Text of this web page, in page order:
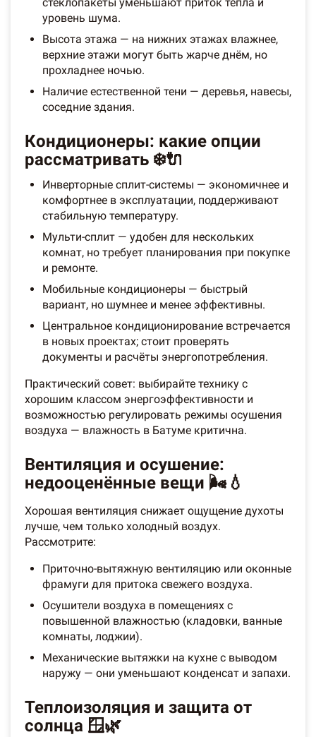
уровень шума.
Высота этажа — на нижних этажах влажнее,
верхние этажи могут быть жарче днём, но
прохладнее ночью.
Наличие естественной тени — деревья, навесы,
соседние здания.
Кондиционеры: какие опции
рассматривать ❄️🔌
Инверторные сплит-системы — экономичнее и
комфортнее в эксплуатации, поддерживают
стабильную температуру.
Мульти-сплит — удобен для нескольких
комнат, но требует планирования при покупке
и ремонте.
Мобильные кондиционеры — быстрый
вариант, но шумнее и менее эффективны.
Центральное кондиционирование встречается
в новых проектах; стоит проверять
документы и расчёты энергопотребления.
Практический совет: выбирайте технику с
хорошим классом энергоэффективности и
возможностью регулировать режимы осушения
воздуха — влажность в Батуме критична.
Вентиляция и осушение:
недооценённые вещи 🌬️💧
Хорошая вентиляция снижает ощущение духоты
лучше, чем только холодный воздух.
Рассмотрите:
Приточно-вытяжную вентиляцию или оконные
фрамуги для притока свежего воздуха.
Осушители воздуха в помещениях с
повышенной влажностью (кладовки, ванные
комнаты, лоджии).
Механические вытяжки на кухне с выводом
наружу — они уменьшают конденсат и запахи.
Теплоизоляция и защита от
солнца 🪟🌿